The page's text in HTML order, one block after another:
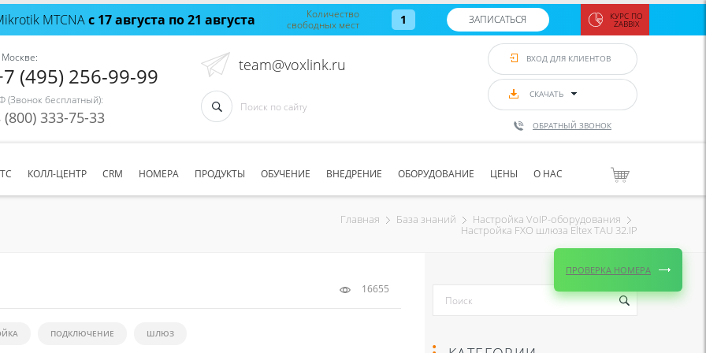
MTCNAс 17 августа по 21 августа
Количество
свободных мест
1 ЗАПИСАТЬСЯ КУРС ПО
ZABBIX
ВХОД ДЛЯ КЛИЕНТОВ
СКАЧАТЬ
ОБРАТНЫЙ ЗВОНОК
(495) 256-99-99
(Звонок бесплатный):
(800) 333-75-33
team@voxlink.ru
КОЛЛ-ЦЕНТР CRM НОМЕРА ПРОДУКТЫ ОБУЧЕНИЕ ВНЕДРЕНИЕ ОБОРУДОВАНИЕ ЦЕНЫ О НАС
Главная База знаний Настройка VoIP-оборудования
Настройка FXO шлюза Eltex TAU 32.IP
16655
ПОДКЛЮЧЕНИЕ ШЛЮЗ
ПРОВЕРКА НОМЕРА